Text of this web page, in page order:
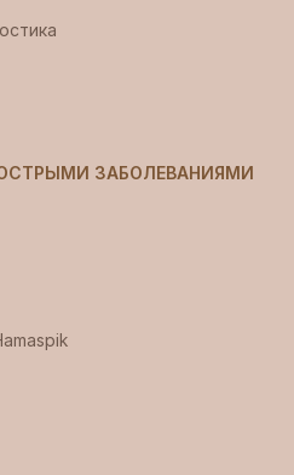
ЗАБОЛЕВАНИЯМИ